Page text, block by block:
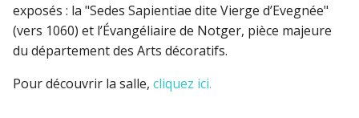
exposés : la "Sedes Sapientiae dite Vierge d’Evegnée"
(vers 1060) et l’Évangéliaire de Notger, pièce majeure
du département des Arts décoratifs.
Pour découvrir la salle, cliquez ici.